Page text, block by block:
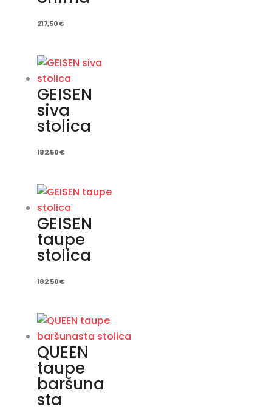
217,50€
GEISEN
siva
stolica
182,50€
GEISEN
taupe
stolica
182,50€
QUEEN
taupe
baršuna
sta